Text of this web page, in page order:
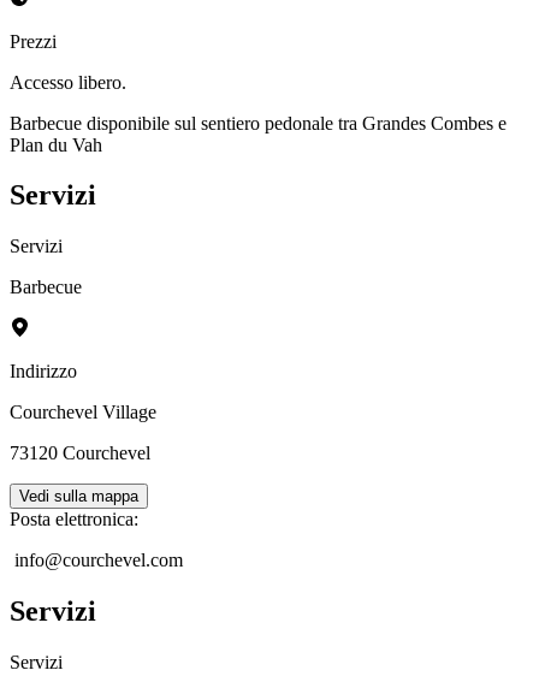
Prezzi
Accesso libero.
Barbecue disponibile sul sentiero pedonale tra Grandes Combes e
Plan du Vah
Servizi
Servizi
Barbecue
Indirizzo
Courchevel Village
73120 Courchevel
Vedi sulla mappa
Posta elettronica:
info@courchevel.com
Servizi
Servizi